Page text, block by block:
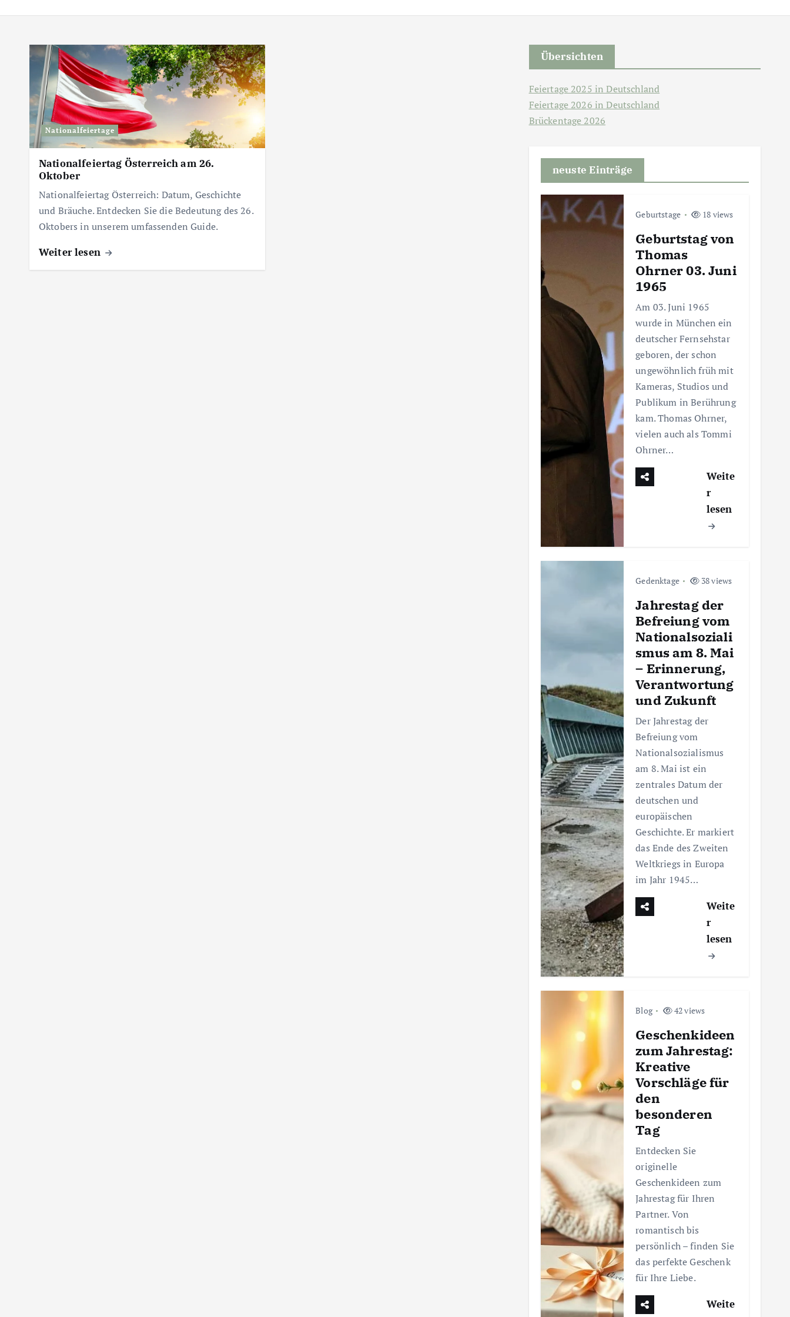
Nationalfeiertage
Nationalfeiertag Österreich am 26.
Oktober
Nationalfeiertag Österreich: Datum, Geschichte
und Bräuche. Entdecken Sie die Bedeutung des 26.
Oktobers in unserem umfassenden Guide.
Weiter lesen
Übersichten
Feiertage 2025 in Deutschland
Feiertage 2026 in Deutschland
Brückentage 2026
neuste Einträge
Geburtstage 18 views
Geburtstag von
Thomas
Ohrner 03. Juni
1965
Am 03. Juni 1965
wurde in München ein
deutscher Fernsehstar
geboren, der schon
ungewöhnlich früh mit
Kameras, Studios und
Publikum in Berührung
kam. Thomas Ohrner,
vielen auch als Tommi
Ohrner…
Weite
r
lesen
Gedenktage 38 views
Jahrestag der
Befreiung vom
Nationalsoziali
smus am 8. Mai
– Erinnerung,
Verantwortung
und Zukunft
Der Jahrestag der
Befreiung vom
Nationalsozialismus
am 8. Mai ist ein
zentrales Datum der
deutschen und
europäischen
Geschichte. Er markiert
das Ende des Zweiten
Weltkriegs in Europa
im Jahr 1945…
Weite
r
lesen
Blog 42 views
Geschenkideen
zum Jahrestag:
Kreative
Vorschläge für
den
besonderen
Tag
Entdecken Sie
originelle
Geschenkideen zum
Jahrestag für Ihren
Partner. Von
romantisch bis
persönlich – finden Sie
das perfekte Geschenk
für Ihre Liebe.
Weite